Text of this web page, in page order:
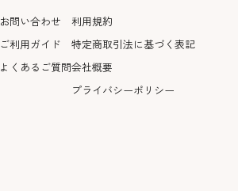
お問い合わせ
ご利用ガイド
よくあるご質問
利用規約
特定商取引法に基づく表記
会社概要
プライバシーポリシー